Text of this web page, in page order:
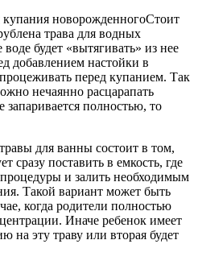
Стоит
трава для водных
будет «вытягивать» из нее
добавлением настойки в
перед купанием. Так
нечаянно расцарапать
запаривается полностью, то
для ванны состоит в том,
сразу поставить в емкость, где
и залить необходимым
Такой вариант может быть
когда родители полностью
Иначе ребенок имеет
на эту траву или вторая будет